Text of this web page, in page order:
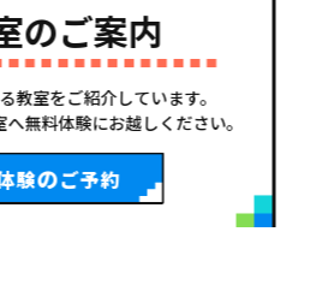
のご案内
教室をご紹介しています。
無料体験にお越しください。
験のご予約